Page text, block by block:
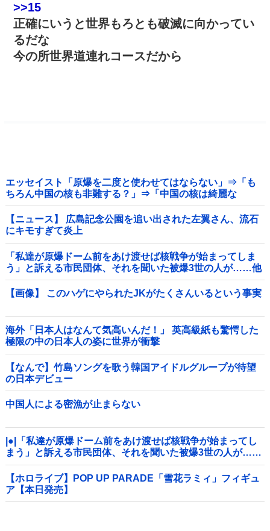
>>15
正確にいうと世界もろとも破滅に向かってい
るだな
今の所世界道連れコースだから
エッセイスト「原爆を二度と使わせてはならない」⇒「も
ちろん中国の核も非難する？」⇒「中国の核は綺麗な
核！」
【ニュース】 広島記念公園を追い出された左翼さん、流石
にキモすぎて炎上
「私達が原爆ドーム前をあけ渡せば核戦争が始まってしま
う」と訴える市民団体、それを聞いた被爆3世の人が……他
【画像】 このハゲにやられたJKがたくさんいるという事実
海外「日本人はなんて気高いんだ！」 英高級紙も驚愕した
極限の中の日本人の姿に世界が衝撃
【なんで】竹島ソングを歌う韓国アイドルグループが待望
の日本デビュー
中国人による密漁が止まらない
|●|「私達が原爆ドーム前をあけ渡せば核戦争が始まってし
まう」と訴える市民団体、それを聞いた被爆3世の人が……
【ホロライブ】POP UP PARADE「雪花ラミィ」フィギュ
ア【本日発売】